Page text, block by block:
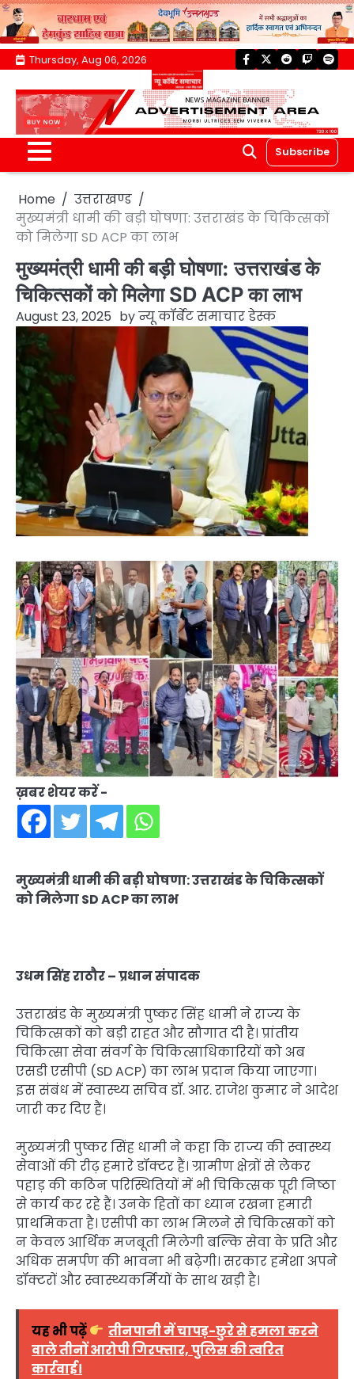
Skip
content
Thursday, Aug 06, 2026 facebook
twitterreddittwitch
Subscribe
Home
उत्तराखण्ड
मुख्यमंत्री धामी की बड़ी घोषणा: उत्तराखंड के चिकित्सकों
को मिलेगा SD ACP का लाभ
मुख्यमंत्री धामी की बड़ी घोषणा: उत्तराखंड के
चिकित्सकों को मिलेगा SD ACP का लाभ
August 23, 2025 byन्यू कॉर्बेट समाचार डेस्क
ख़बर शेयर करें -
मुख्यमंत्री धामी की बड़ी घोषणा: उत्तराखंड के चिकित्सकों
को मिलेगा SD ACP का लाभ
उधम सिंह राठौर – प्रधान संपादक
उत्तराखंड के मुख्यमंत्री पुष्कर सिंह धामी ने राज्य के
चिकित्सकों को बड़ी राहत और सौगात दी है। प्रांतीय
चिकित्सा सेवा संवर्ग के चिकित्साधिकारियों को अब
एसडी एसीपी (SD ACP) का लाभ प्रदान किया जाएगा।
इस संबंध में स्वास्थ्य सचिव डॉ. आर. राजेश कुमार ने आदेश
जारी कर दिए हैं।
मुख्यमंत्री पुष्कर सिंह धामी ने कहा कि राज्य की स्वास्थ्य
सेवाओं की रीढ़ हमारे डॉक्टर हैं। ग्रामीण क्षेत्रों से लेकर
पहाड़ की कठिन परिस्थितियों में भी चिकित्सक पूरी निष्ठा
से कार्य कर रहे हैं। उनके हितों का ध्यान रखना हमारी
प्राथमिकता है। एसीपी का लाभ मिलने से चिकित्सकों को
न केवल आर्थिक मजबूती मिलेगी बल्कि सेवा के प्रति और
अधिक समर्पण की भावना भी बढ़ेगी। सरकार हमेशा अपने
डॉक्टरों और स्वास्थ्यकर्मियों के साथ खड़ी है।
यह भी पढ़ें
तीनपानी में चापड़-छुरे से हमला करने
वाले तीनों आरोपी गिरफ्तार, पुलिस की त्वरित
कार्रवाई।